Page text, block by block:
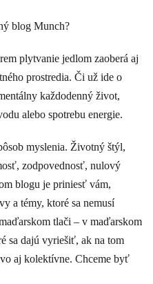
blog Munch?
plytvanie jedlom zaoberá aj
prostredia. Či už ide o
každodenný život,
alebo spotrebu energie.
myslenia. Životný štýl,
zodpovednosť, nulový
blogu je priniesť vám,
a témy, ktoré sa nemusí
tlači – v maďarskom
sa dajú vyriešiť, ak na tom
aj kolektívne. Chceme byť